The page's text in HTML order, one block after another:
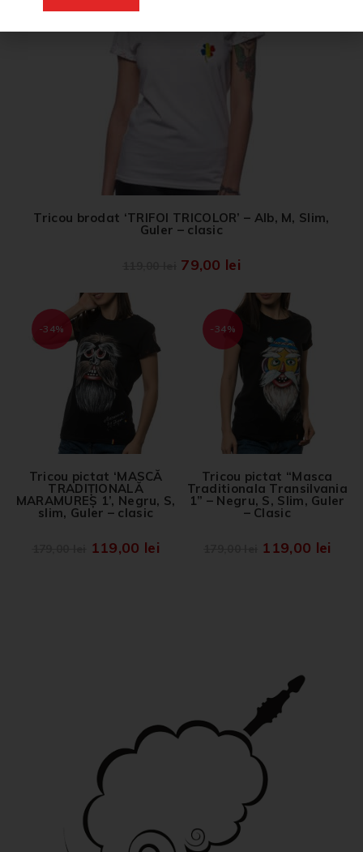
Tricou brodat ‘TRIFOI TRICOLOR’ – Alb, M, Slim,
Guler – clasic
79,00 lei
-34%
Tricou pictat ‘MASCĂ
TRADIȚIONALĂ
MARAMUREȘ 1’, Negru, S,
slim, Guler – clasic
119,00 lei
-34%
Tricou pictat “Masca
Traditionala Transilvania
1” – Negru, S, Slim, Guler
– Clasic
119,00 lei